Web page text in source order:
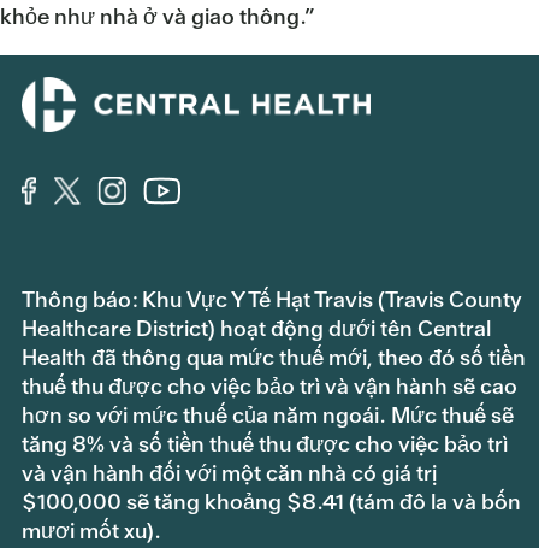
khỏe như nhà ở và giao thông.”
Thông báo: Khu Vực Y Tế Hạt Travis (Travis County
Healthcare District) hoạt động dưới tên Central
Health đã thông qua mức thuế mới, theo đó số tiền
thuế thu được cho việc bảo trì và vận hành sẽ cao
hơn so với mức thuế của năm ngoái. Mức thuế sẽ
tăng 8% và số tiền thuế thu được cho việc bảo trì
và vận hành đối với một căn nhà có giá trị
$100,000 sẽ tăng khoảng $8.41 (tám đô la và bốn
mươi mốt xu).